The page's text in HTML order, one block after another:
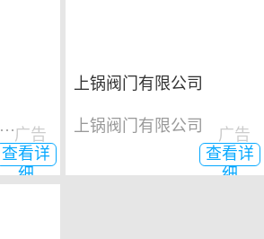
工地扬尘视频监测系统
查看详
细
广告
上锅阀门有限公司
上锅阀门有限公司
查看详
细
广告